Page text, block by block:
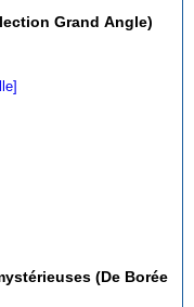
femmes (Bamboo - Collection Grand Angle)
(De Borée